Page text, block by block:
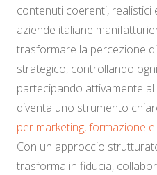
contenuti coerenti, realistici
aziende italiane
trasformare la percezione
strategico, controllando
partecipando attivamente
diventa uno strumento
per marketing, formazione
Con un approccio
trasforma in fiducia,